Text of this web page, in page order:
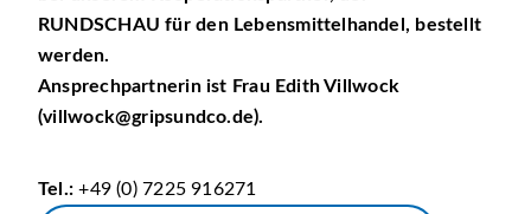
RUNDSCHAU für den Lebensmittelhandel, bestellt
werden.
Ansprechpartnerin ist Frau Edith Villwock
(villwock@gripsundco.de).
Tel.: +49 (0) 7225 916271